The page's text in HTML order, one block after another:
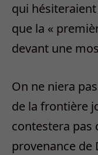
qui
que la «
devant une
On ne niera
de la frontière
contestera pas
provenance de